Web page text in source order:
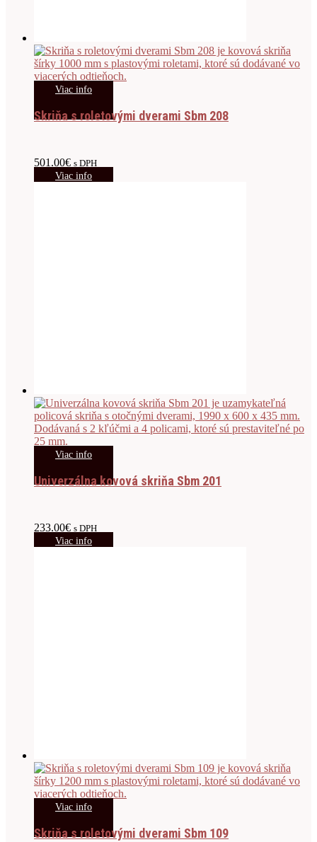
Viac info
Skriňa s roletovými dverami Sbm 208
501.00€ s DPH
Viac info
Viac info
Univerzálna kovová skriňa Sbm 201
233.00€ s DPH
Viac info
Viac info
Skriňa s roletovými dverami Sbm 109